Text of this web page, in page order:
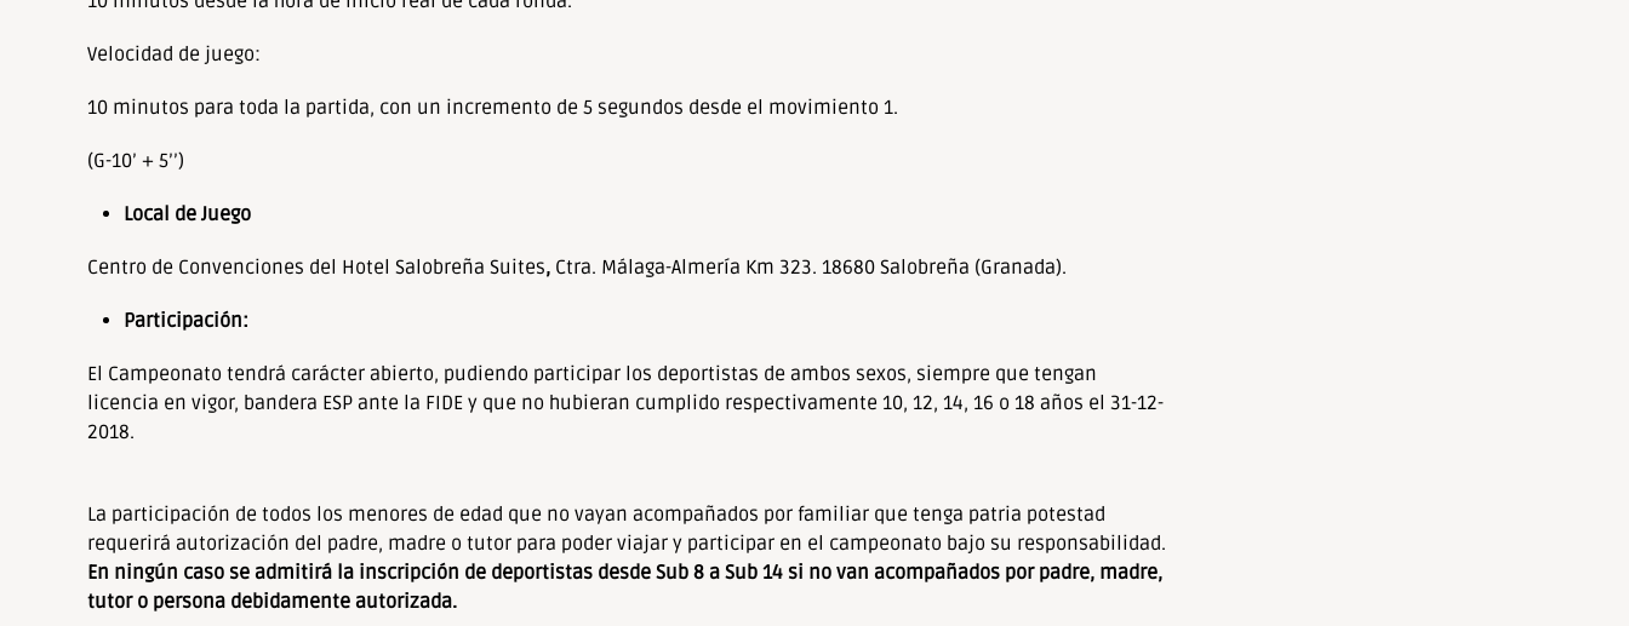
Velocidad de juego:
10 minutos para toda la partida, con un incremento de 5 segundos desde el movimiento 1.
(G-10’ + 5’’)
Local de Juego
Centro de Convenciones del Hotel Salobreña Suites, Ctra. Málaga-Almería Km 323. 18680 Salobreña (Granada).
Participación:
El Campeonato tendrá carácter abierto, pudiendo participar los deportistas de ambos sexos, siempre que tengan
licencia en vigor, bandera ESP ante la FIDE y que no hubieran cumplido respectivamente 10, 12, 14, 16 o 18 años el 31-12-
2018.
La participación de todos los menores de edad que no vayan acompañados por familiar que tenga patria potestad
requerirá autorización del padre, madre o tutor para poder viajar y participar en el campeonato bajo su responsabilidad.
En ningún caso se admitirá la inscripción de deportistas desde Sub 8 a Sub 14 si no van acompañados por padre, madre,
tutor o persona debidamente autorizada.